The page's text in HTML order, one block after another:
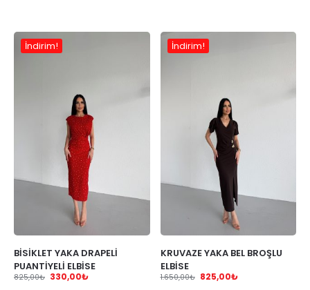
İndirim!
BİSİKLET YAKA DRAPELİ
PUANTİYELİ ELBİSE
825,00₺ 330,00₺
İndirim!
KRUVAZE YAKA BEL BROŞLU
ELBİSE
1.650,00₺ 825,00₺